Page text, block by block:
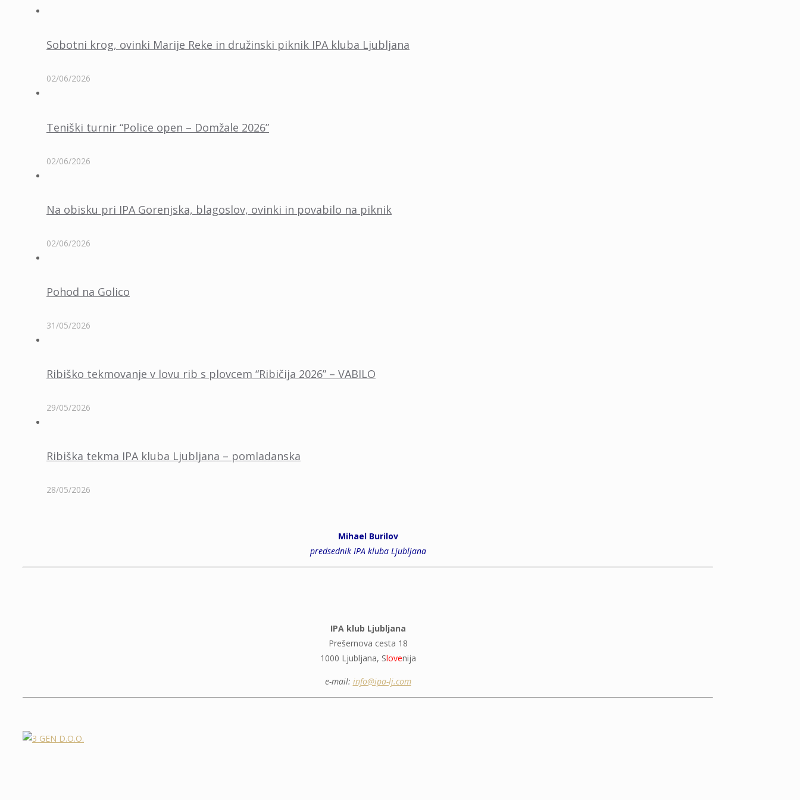
Sobotni krog, ovinki Marije Reke in družinski piknik IPA kluba Ljubljana
02/06/2026
Teniški turnir “Police open – Domžale 2026”
02/06/2026
Na obisku pri IPA Gorenjska, blagoslov, ovinki in povabilo na piknik
02/06/2026
Pohod na Golico
31/05/2026
Ribiško tekmovanje v lovu rib s plovcem “Ribičija 2026” – VABILO
29/05/2026
Ribiška tekma IPA kluba Ljubljana – pomladanska
28/05/2026
Mihael Burilov
predsednik IPA kluba Ljubljana
IPA klub Ljubljana
Prešernova cesta 18
1000 Ljubljana, Slovenija
e-mail: info@ipa-lj.com